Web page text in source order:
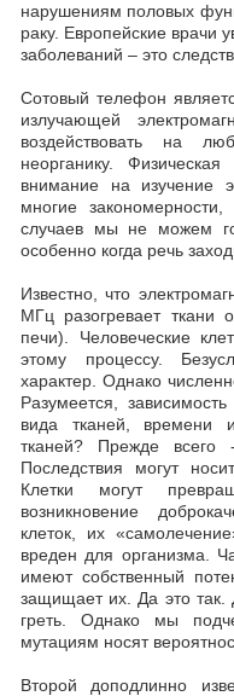
нарушениям половых
раку. Европейские врачи
заболеваний – это
Сотовый телефон
излучающей
воздействовать на
неорганику.
внимание на изучение
многие
случаев мы не можем
особенно когда речь
Известно, что
МГц разогревает ткани
печи). Человеческие
этому процессу.
характер. Однако
Разумеется,
вида тканей, времени
тканей? Прежде всего
Последствия могут
Клетки могут
возникновение
клеток, их
вреден для организма.
имеют собственный
защищает их. Да это
греть. Однако мы
мутациям носят
Второй доподлинно